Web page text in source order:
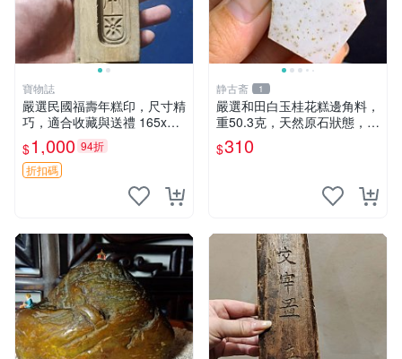
寶物誌
嚴選民國福壽年糕印，尺寸精
巧，適合收藏與送禮 165x7
公分 福祿印 年節禮物
$1,000 94折
折扣碼
静古斋 1
嚴選和田白玉桂花糕邊角料，
重50.3克，天然原石狀態，細
膩肉質適合收藏。 和田玉 玉
石 發貨
$310